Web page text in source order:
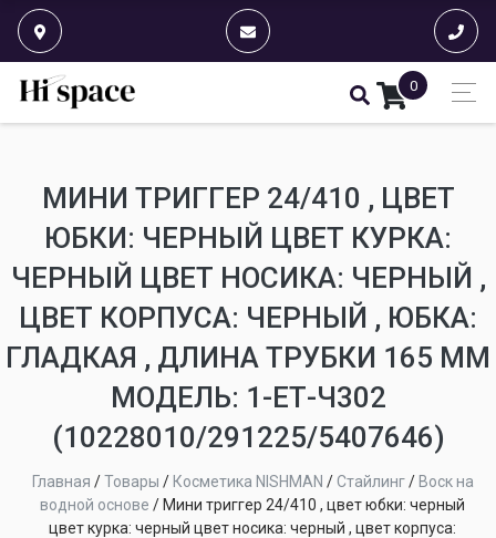
0
МИНИ ТРИГГЕР 24/410 , ЦВЕТ
ЮБКИ: ЧЕРНЫЙ ЦВЕТ КУРКА:
ЧЕРНЫЙ ЦВЕТ НОСИКА: ЧЕРНЫЙ ,
ЦВЕТ КОРПУСА: ЧЕРНЫЙ , ЮБКА:
ГЛАДКАЯ , ДЛИНА ТРУБКИ 165 ММ
МОДЕЛЬ: 1-ЕТ-Ч302
(10228010/291225/5407646)
Главная /Товары / Косметика NISHMAN /Стайлинг/ Воск на
водной основе / Мини триггер 24/410 , цвет юбки: черный
цвет курка: черный цвет носика: черный , цвет корпуса: